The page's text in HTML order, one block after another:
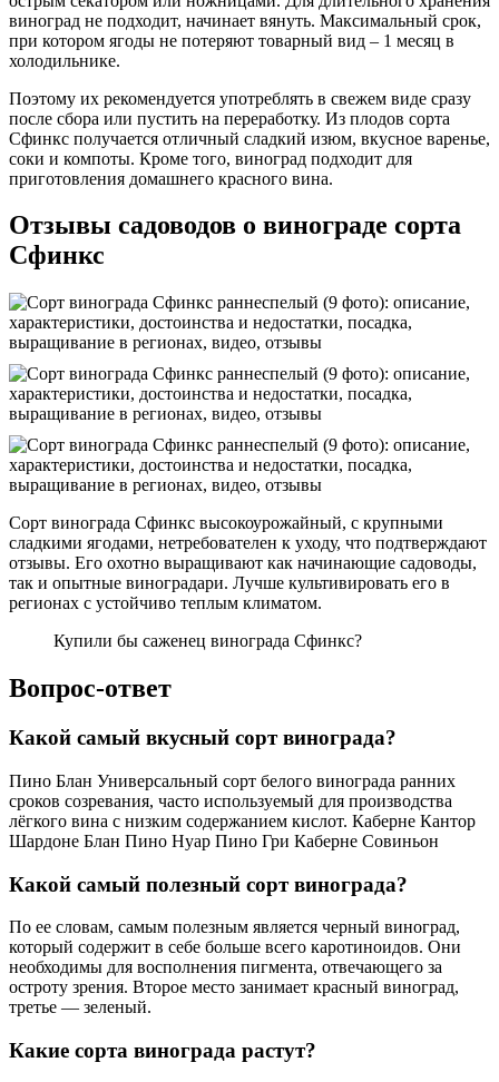
виноград не подходит, начинает вянуть. Максимальный срок,
при котором ягоды не потеряют товарный вид – 1 месяц в
холодильнике.
Поэтому их рекомендуется употреблять в свежем виде сразу
после сбора или пустить на переработку. Из плодов сорта
Сфинкс получается отличный сладкий изюм, вкусное варенье,
соки и компоты. Кроме того, виноград подходит для
приготовления домашнего красного вина.
Отзывы садоводов о винограде сорта
Сфинкс
Сорт винограда Сфинкс высокоурожайный, с крупными
сладкими ягодами, нетребователен к уходу, что подтверждают
отзывы. Его охотно выращивают как начинающие садоводы,
так и опытные виноградари. Лучше культивировать его в
регионах с устойчиво теплым климатом.
Купили бы саженец винограда Сфинкс?
Вопрос-ответ
Какой самый вкусный сорт винограда?
Пино Блан Универсальный сорт белого винограда ранних
сроков созревания, часто используемый для производства
лёгкого вина с низким содержанием кислот. Каберне Кантор
Шардоне Блан Пино Нуар Пино Гри Каберне Совиньон
Какой самый полезный сорт винограда?
По ее словам, самым полезным является черный виноград,
который содержит в себе больше всего каротиноидов. Они
необходимы для восполнения пигмента, отвечающего за
остроту зрения. Второе место занимает красный виноград,
третье — зеленый.
Какие сорта винограда растут?